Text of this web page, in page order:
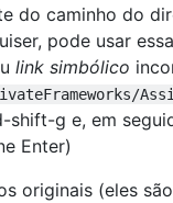
do caminho do
pode usar
link simbólico
shift-g e, em
Enter)
originais (eles